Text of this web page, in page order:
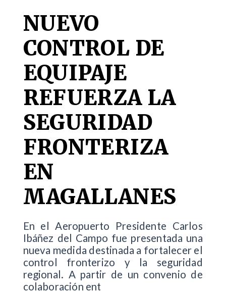
NUEVO
CONTROL DE
EQUIPAJE
REFUERZA LA
SEGURIDAD
FRONTERIZA
EN
MAGALLANES
En el Aeropuerto Presidente Carlos
Ibáñez del Campo fue presentada una
nueva medida destinada a fortalecer el
control fronterizo y la seguridad
regional. A partir de un convenio de
colaboración ent